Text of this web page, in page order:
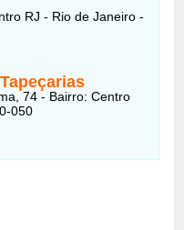
RJ - Rio de Janeiro -
74 - Bairro: Centro
050